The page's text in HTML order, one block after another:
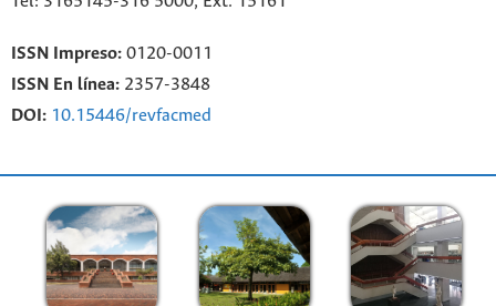
ISSN Impreso: 0120-0011
ISSN En línea: 2357-3848
DOI: 10.15446/revfacmed